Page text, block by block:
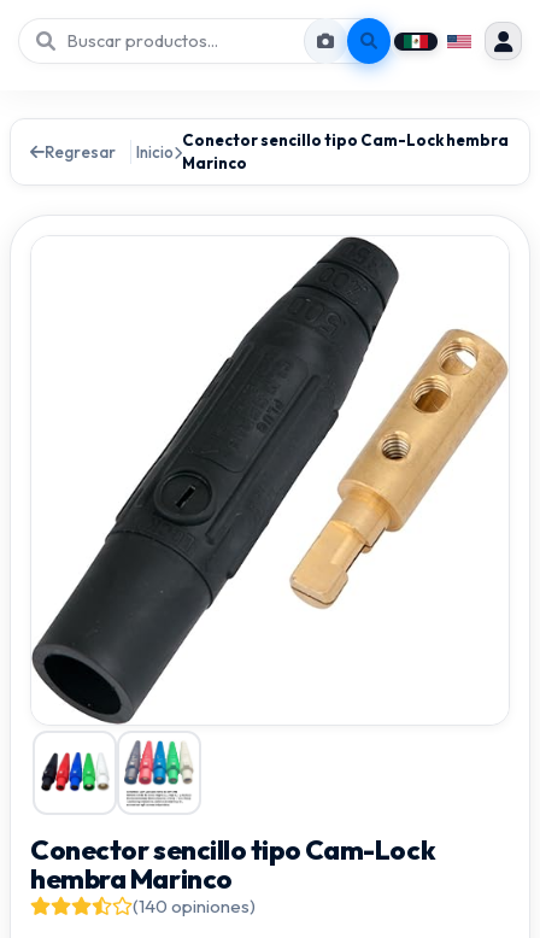
Regresar Inicio
Conector sencillo tipo Cam-Lock hembra
Marinco
Conector sencillo tipo Cam-Lock
hembra Marinco
(140 opiniones)